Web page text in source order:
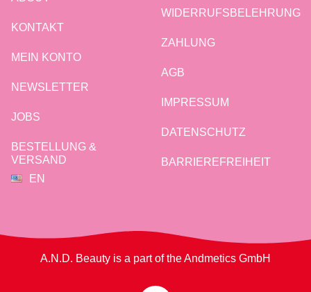
KONTAKT
MEIN KONTO
NEWSLETTER
JOBS
BESTELLUNG &
VERSAND
WIDERRUFSBELEHRUNG
ZAHLUNG
AGB
IMPRESSUM
DATENSCHUTZ
BARRIEREFREIHEIT
EN
A.N.D. Beauty is a part of the Andmetics GmbH